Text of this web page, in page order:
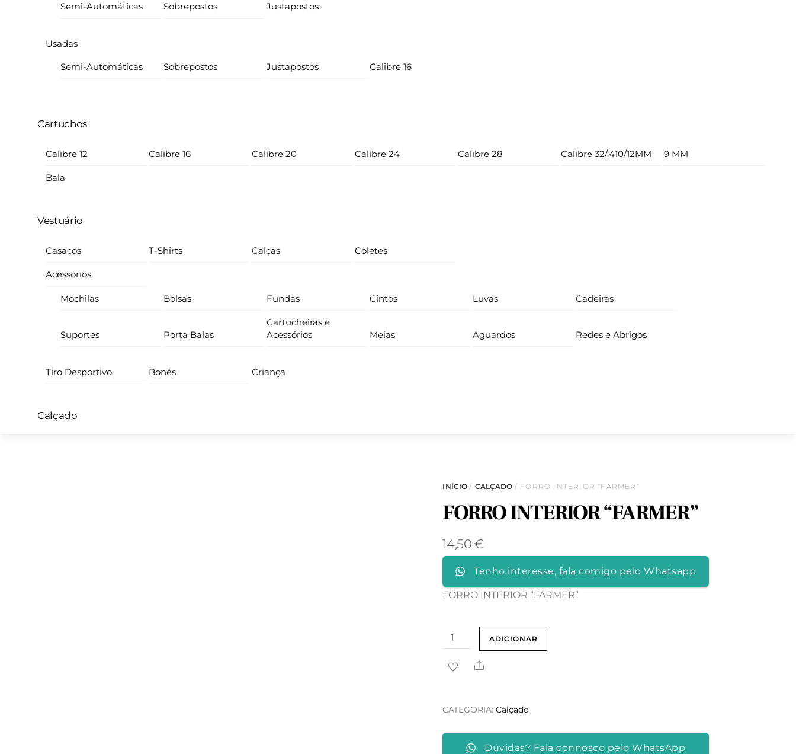
Semi-Automáticas Sobrepostos Justapostos
Usadas
Semi-Automáticas Sobrepostos Justapostos Calibre 16
Cartuchos
Calibre 12 Calibre 16 Calibre 20 Calibre 24 Calibre 28 Calibre 32/.410/12MM 9 MM
Bala
Vestuário
Casacos T-Shirts Calças Coletes
Acessórios
Mochilas Bolsas Fundas Cintos Luvas Cadeiras
Suportes Porta Balas
Cartucheiras e
Acessórios
Meias Aguardos Redes e Abrigos
Tiro Desportivo Bonés Criança
Calçado
INÍCIO/ CALÇADO/ FORRO INTERIOR “FARMER”
FORRO INTERIOR “FARMER”
14,50 €
Tenho interesse, fala comigo pelo Whatsapp
FORRO INTERIOR “FARMER”
Quantidade
de
FORRO
ADICIONAR
Share
CATEGORIA:Calçado
Dúvidas? Fala connosco pelo WhatsApp